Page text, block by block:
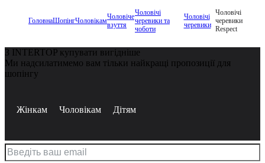
ГоловнаШопінгЧоловікамЧоловіче
взуття
Чоловічі
черевики та
чоботи
Чоловічі
черевики
Чоловічі
черевики
Respect
З INTERTOP купувати вигідніше
Ми надсилатимемо вам тільки найкращі пропозиції для
шопінгу
Жінкам Чоловікам Дітям